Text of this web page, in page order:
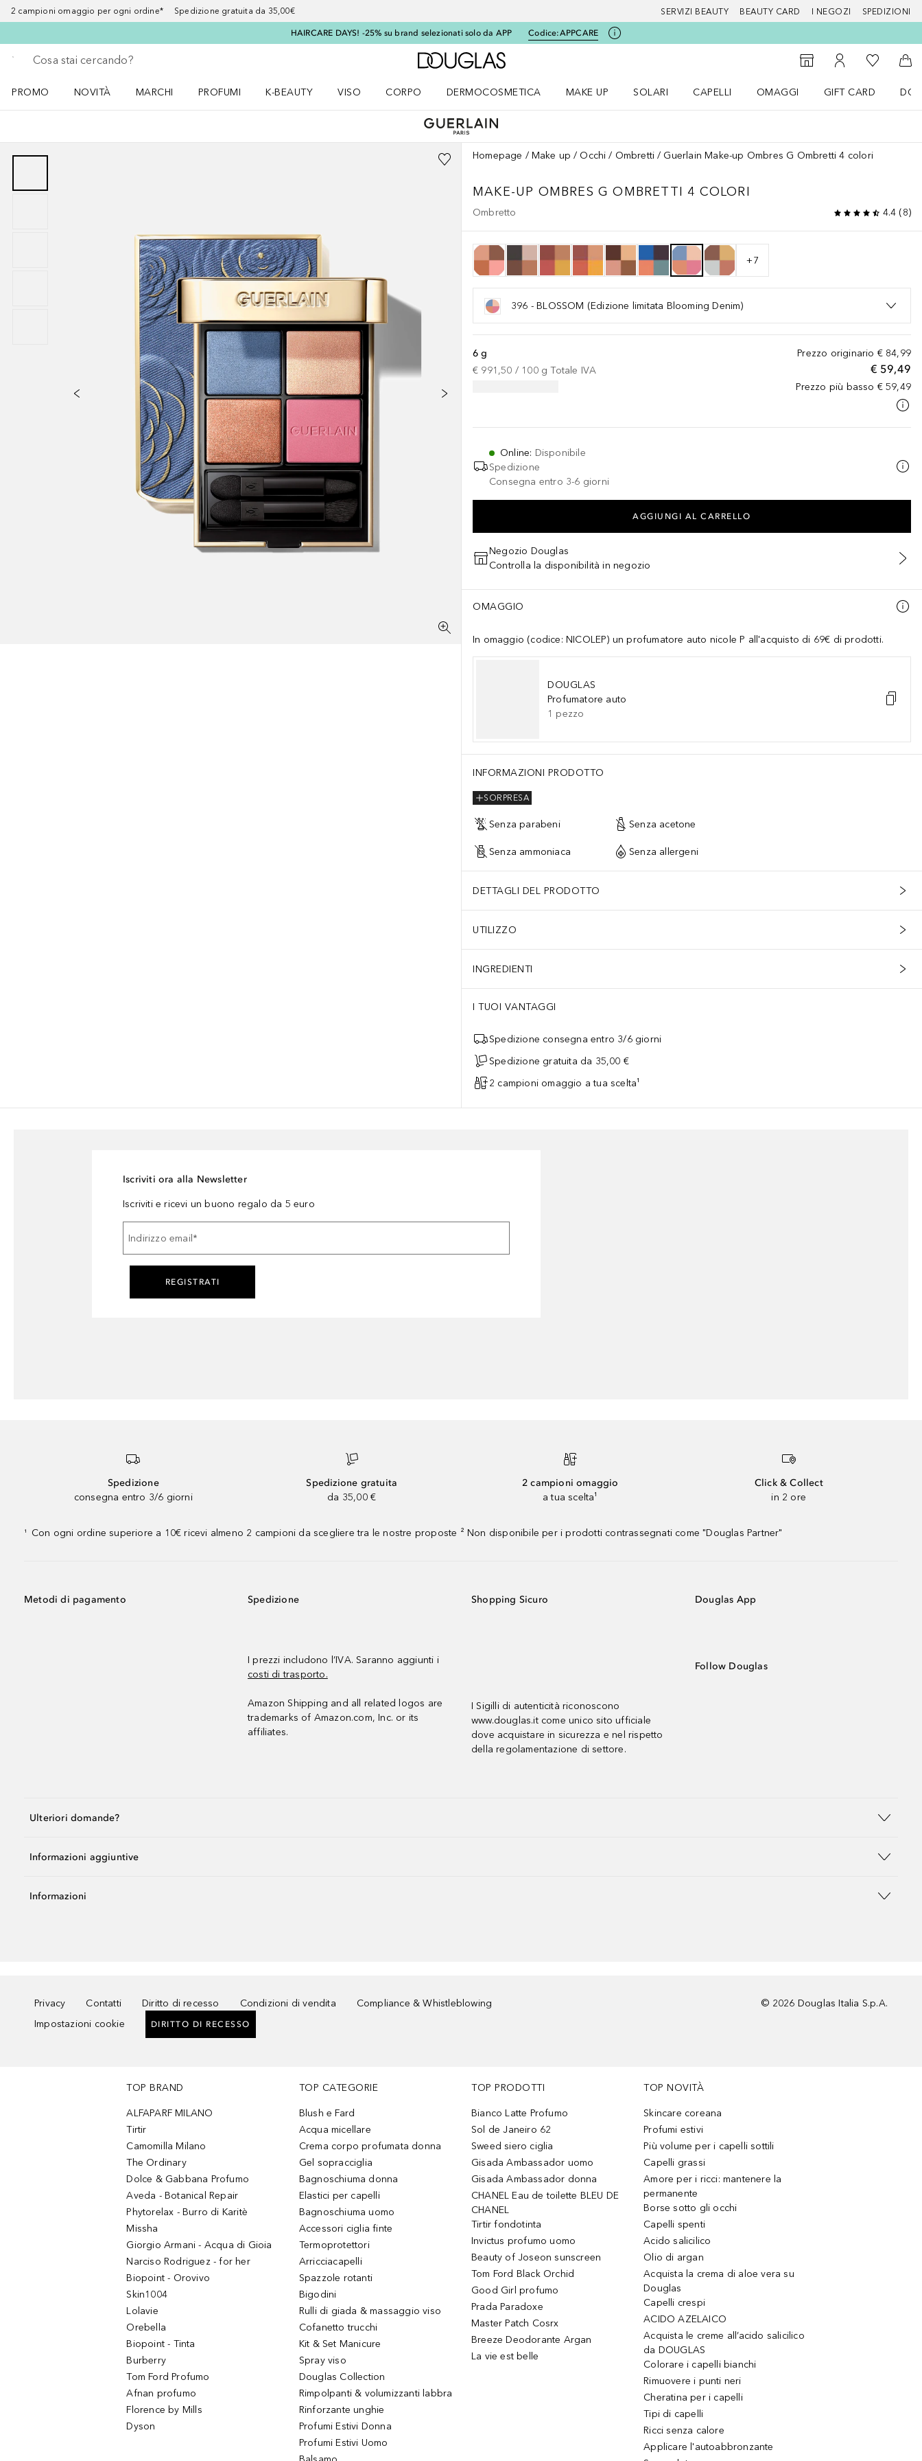
2 campioni omaggio per ogni ordine* Spedizione gratuita da 35,00€ SERVIZI BEAUTY BEAUTY CARD I NEGOZI SPEDIZIONI
HAIRCARE DAYS! -25% su brand selezionati solo da APP Codice:APPCARE
Torna indietro
Esegui ricerca
A Douglas Home
StorefinderAl Mio Account
Alla Mia
Al
PROMO
NOVITÀ
MARCHI
PROFUMI
K-BEAUTY
VISO
CORPO
DERMOCOSMETICA
MAKE UP
SOLARI
CAPELLI
OMAGGI
GIFT CARD
Homepage Make up Occhi Ombretti Guerlain Make-up Ombres G Ombretti 4 colori
MAKE-UP OMBRES G OMBRETTI 4 COLORI
Ombretto 4.4 (8)
+7
396 - BLOSSOM (Edizione limitata Blooming Denim)
Prezzo originario € 84,99
€ 59,49
Prezzo più basso € 59,49
6 g
€ 991,50 / 100 g Totale IVA
Online: Disponibile
Spedizione
Consegna entro 3-6 giorni
AGGIUNGI AL CARRELLO
Negozio Douglas
Controlla la disponibilità in negozio
OMAGGIO
In omaggio (codice: NICOLEP) un profumatore auto nicole P all'acquisto di 69€ di prodotti.
DOUGLAS
Profumatore auto
1 pezzo
INFORMAZIONI PRODOTTO
SORPRESA
Senza parabeni Senza acetone
Senza ammoniaca Senza allergeni
DETTAGLI DEL PRODOTTO
UTILIZZO
INGREDIENTI
I TUOI VANTAGGI
Spedizione consegna entro 3/6 giorni
Spedizione gratuita da 35,00 €
2 campioni omaggio a tua scelta¹
Iscriviti ora alla Newsletter
Iscriviti e ricevi un buono regalo da 5 euro
Indirizzo email *
REGISTRATI
Spedizione
consegna entro 3/6 giorni
Spedizione gratuita
da 35,00 €
2 campioni omaggio
a tua scelta¹
Click & Collect
in 2 ore
¹ Con ogni ordine superiore a 10€ ricevi almeno 2 campioni da scegliere tra le nostre proposte ² Non disponibile per i prodotti contrassegnati come "Douglas Partner"
Metodi di pagamento Spedizione
I prezzi includono l’IVA. Saranno aggiunti i
costi di trasporto.
Amazon Shipping and all related logos are
trademarks of Amazon.com, Inc. or its
affiliates.
Shopping Sicuro
I Sigilli di autenticità riconoscono
www.douglas.it come unico sito ufficiale
dove acquistare in sicurezza e nel rispetto
della regolamentazione di settore.
Douglas App
Follow Douglas
Ulteriori domande?
Informazioni aggiuntive
Informazioni
Privacy Contatti Diritto di recesso Condizioni di vendita
Compliance & Whistleblowing
Impostazioni cookie
DIRITTO DI RECESSO
© 2026 Douglas Italia S.p.A.
TOP BRAND
ALFAPARF MILANO
Tirtir
Camomilla Milano
The Ordinary
Dolce & Gabbana Profumo
Aveda - Botanical Repair
Phytorelax - Burro di Karitè
Missha
Giorgio Armani - Acqua di Gioia
Narciso Rodriguez - for her
Biopoint - Orovivo
Skin1004
Lolavie
Orebella
Biopoint - Tinta
Burberry
Tom Ford Profumo
Afnan profumo
Florence by Mills
Dyson
TOP CATEGORIE
Blush e Fard
Acqua micellare
Crema corpo profumata donna
Gel sopracciglia
Bagnoschiuma donna
Elastici per capelli
Bagnoschiuma uomo
Accessori ciglia finte
Termoprotettori
Arricciacapelli
Spazzole rotanti
Bigodini
Rulli di giada & massaggio viso
Cofanetto trucchi
Kit & Set Manicure
Spray viso
Douglas Collection
Rimpolpanti & volumizzanti labbra
Rinforzante unghie
Profumi Estivi Donna
Profumi Estivi Uomo
TOP PRODOTTI
Bianco Latte Profumo
Sol de Janeiro 62
Sweed siero ciglia
Gisada Ambassador uomo
Gisada Ambassador donna
CHANEL Eau de toilette BLEU DE
CHANEL
Tirtir fondotinta
Invictus profumo uomo
Beauty of Joseon sunscreen
Tom Ford Black Orchid
Good Girl profumo
Prada Paradoxe
Master Patch Cosrx
Breeze Deodorante Argan
La vie est belle
TOP NOVITÀ
Skincare coreana
Profumi estivi
Più volume per i capelli sottili
Capelli grassi
Amore per i ricci: mantenere la
permanente
Borse sotto gli occhi
Capelli spenti
Acido salicilico
Olio di argan
Acquista la crema di aloe vera su
Douglas
Capelli crespi
ACIDO AZELAICO
Acquista le creme all’acido salicilico
da DOUGLAS
Colorare i capelli bianchi
Rimuovere i punti neri
Cheratina per i capelli
Tipi di capelli
Ricci senza calore
Applicare l'autoabbronzante